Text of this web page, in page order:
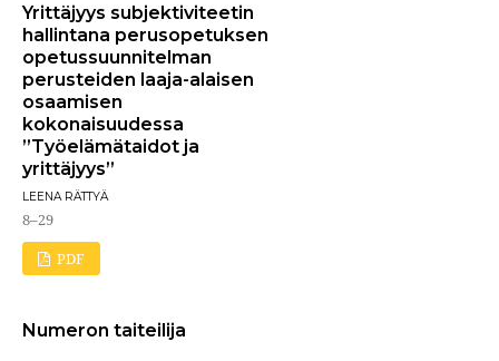
Yrittäjyys subjektiviteetin
hallintana perusopetuksen
opetussuunnitelman
perusteiden laaja-alaisen
osaamisen
kokonaisuudessa
”Työelämätaidot ja
yrittäjyys”
LEENA RÄTTYÄ
8–29
PDF
Numeron taiteilija